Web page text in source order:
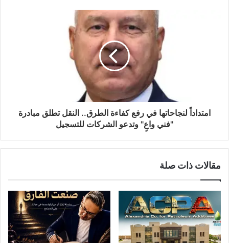
امتداداً لنجاحاتها في رفع كفاءة الطرق.. النقل تطلق مبادرة
"فني واعٍ" وتدعو الشركات للتسجيل
مقالات ذات صلة